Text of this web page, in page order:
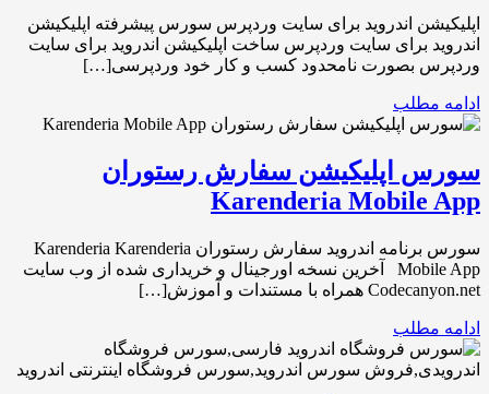
اپلیکیشن اندروید برای سایت وردپرس سورس پیشرفته اپلیکیشن
اندروید برای سایت وردپرس ساخت اپلیکیشن اندروید برای سایت
وردپرس بصورت نامحدود کسب و کار خود وردپرسی[…]
ادامه مطلب
سورس اپلیکیشن سفارش رستوران
Karenderia Mobile App
سورس برنامه اندروید سفارش رستوران Karenderia Karenderia
Mobile App آخرین نسخه اورجینال و خریداری شده از وب سایت
Codecanyon.net همراه با مستندات و آموزش[…]
ادامه مطلب